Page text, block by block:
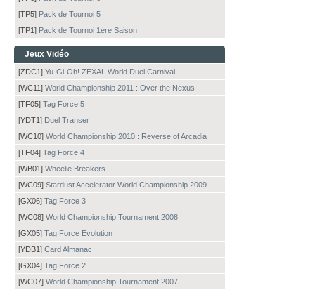
[TP5] Pack de Tournoi 5
[TP1] Pack de Tournoi 1ère Saison
Jeux Vidéo
[ZDC1] Yu-Gi-Oh! ZEXAL World Duel Carnival
[WC11] World Championship 2011 : Over the Nexus
[TF05] Tag Force 5
[YDT1] Duel Transer
[WC10] World Championship 2010 : Reverse of Arcadia
[TF04] Tag Force 4
[WB01] Wheelie Breakers
[WC09] Stardust Accelerator World Championship 2009
[GX06] Tag Force 3
[WC08] World Championship Tournament 2008
[GX05] Tag Force Evolution
[YDB1] Card Almanac
[GX04] Tag Force 2
[WC07] World Championship Tournament 2007